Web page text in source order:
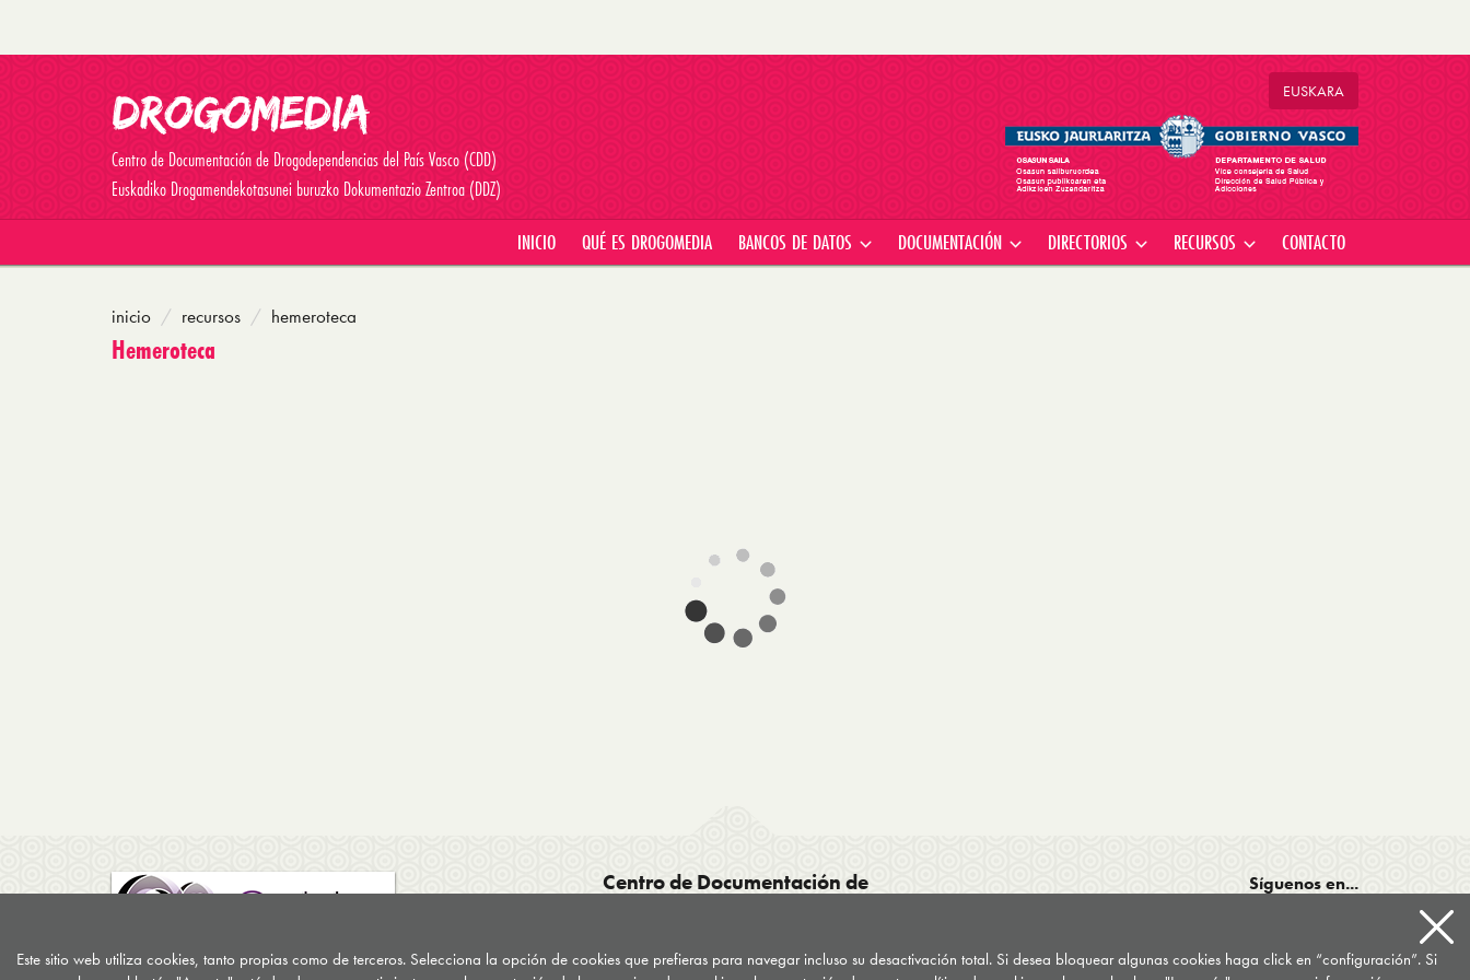
Centro de Documentación de Drogodependencias del País Vasco (CDD)
Euskadiko Drogamendekotasunei buruzko Dokumentazio Zentroa (DDZ)
EUSKARA
INICIO QUÉ ES DROGOMEDIA BANCOS DE DATOS DOCUMENTACIÓN DIRECTORIOS RECURSOS CONTACTO
inicio recursos hemeroteca
Hemeroteca
Centro de Documentación de
Drogodependencias del País Vasco CDD
20003 Donostia San Sebastián
Síguenos en...
Este sitio web utiliza cookies, tanto propias como de terceros. Selecciona la opción de cookies que prefieras para navegar incluso su desactivación total. Si desea bloquear algunas cookies haga click en “configuración”. Si